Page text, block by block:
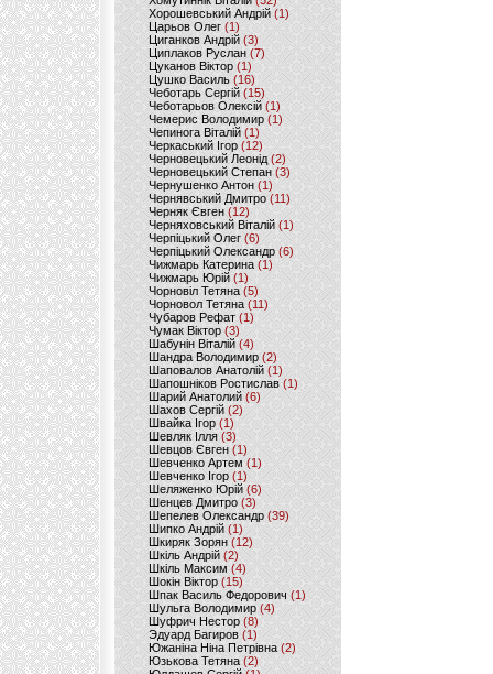
Хорошевський Андрій (1)
Царьов Олег (1)
Циганков Андрій (3)
Циплаков Руслан(7)
Цуканов Віктор (1)
Цушко Василь (16)
Чеботарь Сергій (15)
Чеботарьов Олексій (1)
Чемерис Володимир (1)
Чепинога Віталій (1)
Черкаський Ігор (12)
Черновецький Леонід(2)
Черновецький Степан (3)
Чернушенко Антон (1)
Чернявський Дмитро(11)
Черняк Євген(12)
Черняховський Віталій (1)
Черпіцький Олег (6)
Черпіцький Олександр (6)
Чижмарь Катерина (1)
Чижмарь Юрій (1)
Чорновіл Тетяна (5)
Чорновол Тетяна (11)
Чубаров Рефат (1)
Чумак Віктор(3)
Шабунін Віталій (4)
Шандра Володимир (2)
Шаповалов Анатолій(1)
Шапошніков Ростислав(1)
Шарий Анатолий(6)
Шахов Сергій(2)
Швайка Ігор (1)
Шевляк Ілля (3)
Шевцов Євген (1)
Шевченко Артем(1)
Шевченко Ігор(1)
Шеляженко Юрій (6)
Шенцев Дмитро (3)
Шепелев Олександр (39)
Шипко Андрій(1)
Шкиряк Зорян(12)
Шкіль Андрій(2)
Шкіль Максим (4)
Шокін Віктор (15)
Шпак Василь Федорович (1)
Шульга Володимир (4)
Шуфрич Нестор(8)
Эдуард Багиров (1)
Южаніна Ніна Петрівна (2)
Юзькова Тетяна(2)